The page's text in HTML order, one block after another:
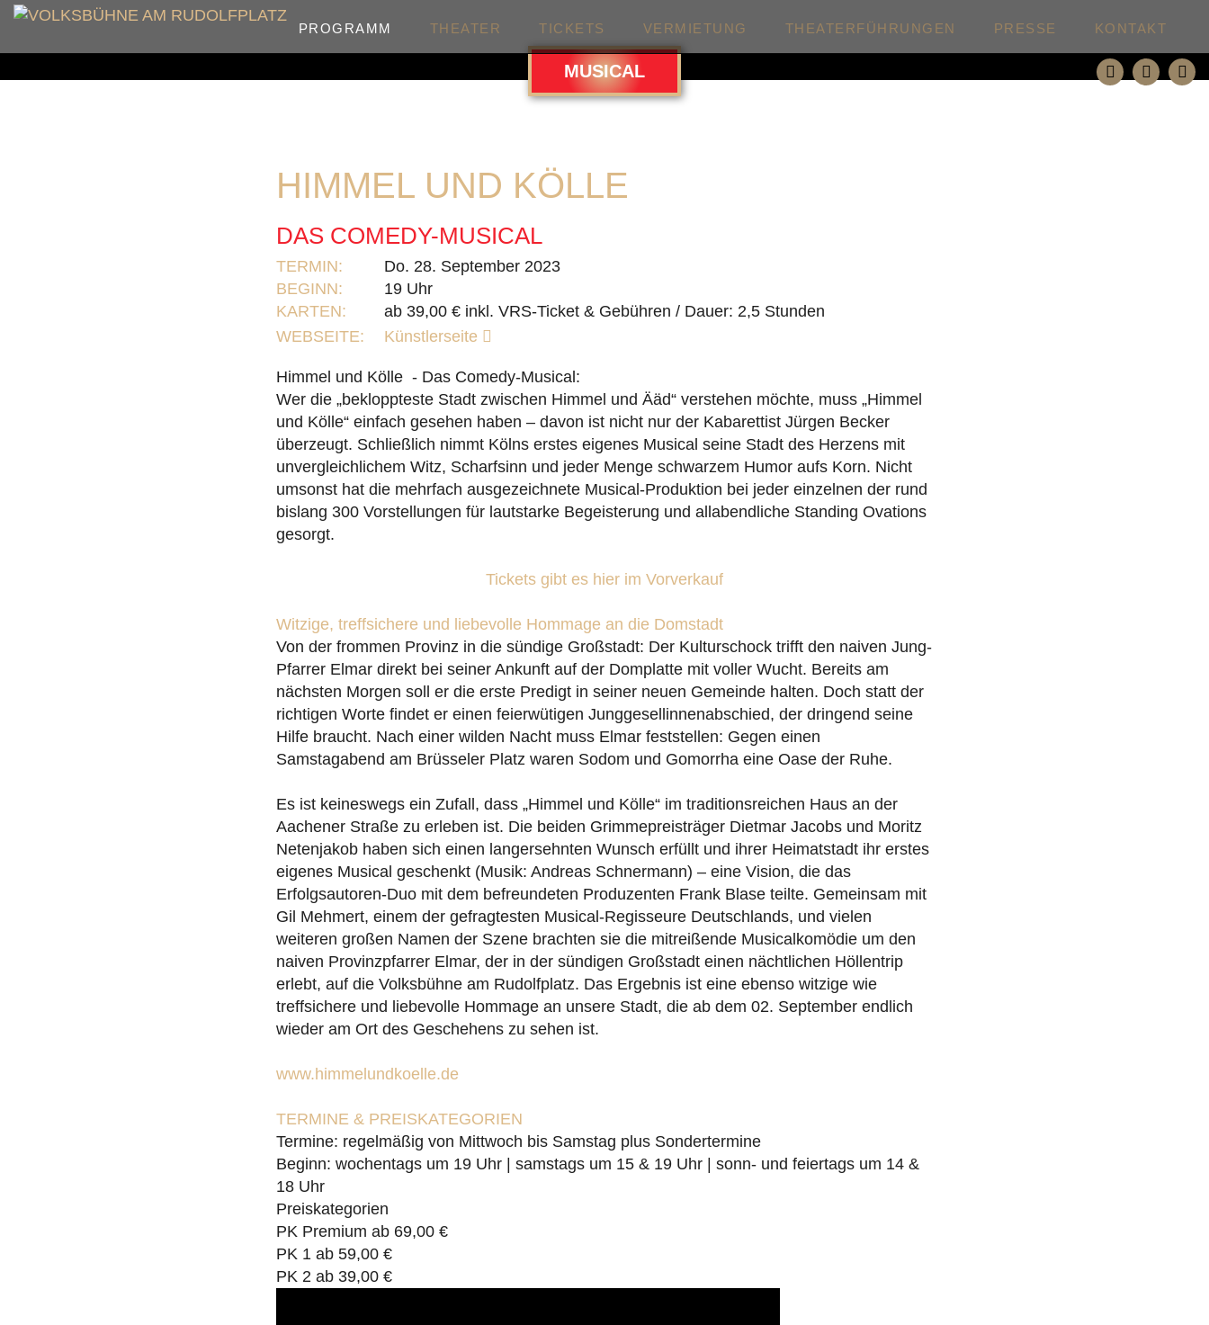
PROGRAMM THEATER TICKETS VERMIETUNG THEATERFÜHRUNGEN PRESSE KONTAKT
MUSICAL
HIMMEL UND KÖLLE
DAS COMEDY-MUSICAL
TERMIN:
Do. 28. September 2023
BEGINN:
19 Uhr
KARTEN:
ab 39,00 € inkl. VRS-Ticket & Gebühren / Dauer: 2,5 Stunden
WEBSEITE:
Künstlerseite
Himmel und Kölle - Das Comedy-Musical:
Wer die „bekloppteste Stadt zwischen Himmel und Ääd“ verstehen möchte, muss „Himmel
und Kölle“ einfach gesehen haben – davon ist nicht nur der Kabarettist Jürgen Becker
überzeugt. Schließlich nimmt Kölns erstes eigenes Musical seine Stadt des Herzens mit
unvergleichlichem Witz, Scharfsinn und jeder Menge schwarzem Humor aufs Korn. Nicht
umsonst hat die mehrfach ausgezeichnete Musical-Produktion bei jeder einzelnen der rund
bislang 300 Vorstellungen für lautstarke Begeisterung und allabendliche Standing Ovations
gesorgt.
Tickets gibt es hier im Vorverkauf
Witzige, treffsichere und liebevolle Hommage an die Domstadt
Von der frommen Provinz in die sündige Großstadt: Der Kulturschock trifft den naiven Jung-
Pfarrer Elmar direkt bei seiner Ankunft auf der Domplatte mit voller Wucht. Bereits am
nächsten Morgen soll er die erste Predigt in seiner neuen Gemeinde halten. Doch statt der
richtigen Worte findet er einen feierwütigen Junggesellinnenabschied, der dringend seine
Hilfe braucht. Nach einer wilden Nacht muss Elmar feststellen: Gegen einen
Samstagabend am Brüsseler Platz waren Sodom und Gomorrha eine Oase der Ruhe.
Es ist keineswegs ein Zufall, dass „Himmel und Kölle“ im traditionsreichen Haus an der
Aachener Straße zu erleben ist. Die beiden Grimmepreisträger Dietmar Jacobs und Moritz
Netenjakob haben sich einen langersehnten Wunsch erfüllt und ihrer Heimatstadt ihr erstes
eigenes Musical geschenkt (Musik: Andreas Schnermann) – eine Vision, die das
Erfolgsautoren-Duo mit dem befreundeten Produzenten Frank Blase teilte. Gemeinsam mit
Gil Mehmert, einem der gefragtesten Musical-Regisseure Deutschlands, und vielen
weiteren großen Namen der Szene brachten sie die mitreißende Musicalkomödie um den
naiven Provinzpfarrer Elmar, der in der sündigen Großstadt einen nächtlichen Höllentrip
erlebt, auf die Volksbühne am Rudolfplatz. Das Ergebnis ist eine ebenso witzige wie
treffsichere und liebevolle Hommage an unsere Stadt, die ab dem 02. September endlich
wieder am Ort des Geschehens zu sehen ist.
www.himmelundkoelle.de
TERMINE & PREISKATEGORIEN
Termine: regelmäßig von Mittwoch bis Samstag plus Sondertermine
Beginn: wochentags um 19 Uhr | samstags um 15 & 19 Uhr | sonn- und feiertags um 14 &
18 Uhr
Preiskategorien
PK Premium ab 69,00 €
PK 1 ab 59,00 €
PK 2 ab 39,00 €